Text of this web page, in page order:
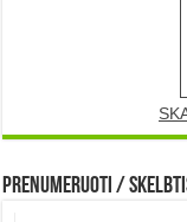
Prenumeruoti /